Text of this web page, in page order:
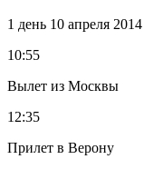
1 день 10 апреля 2014
10:55
Вылет из Москвы
12:35
Прилет в Верону